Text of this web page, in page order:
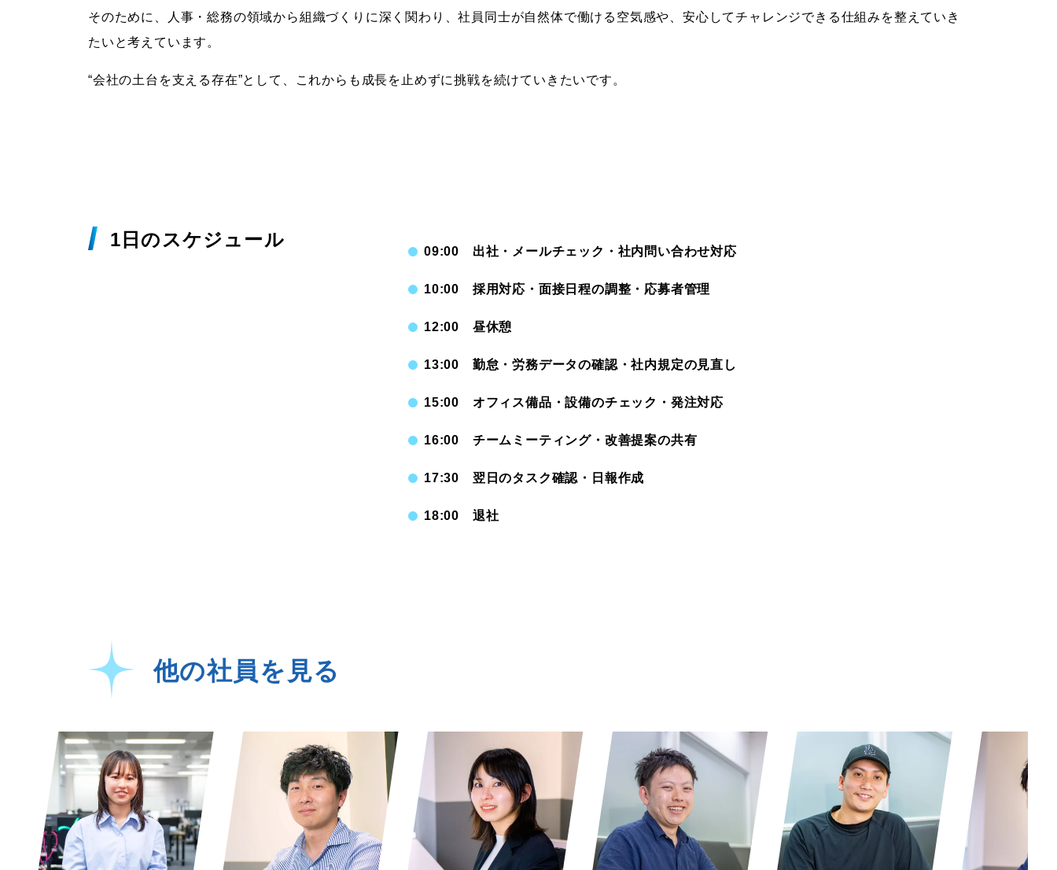
そのために、人事・総務の領域から組織づくりに深く関わり、社員同士が自然体で働ける空気感や、安心してチャレンジできる仕組みを整えていき
たいと考えています。
“会社の土台を支える存在”として、これからも成長を止めずに挑戦を続けていきたいです。
1日のスケジュール
09:00 出社・メールチェック・社内問い合わせ対応
10:00 採用対応・面接日程の調整・応募者管理
12:00 昼休憩
13:00 勤怠・労務データの確認・社内規定の見直し
15:00 オフィス備品・設備のチェック・発注対応
16:00 チームミーティング・改善提案の共有
17:30 翌日のタスク確認・日報作成
18:00 退社
他の社員を見る